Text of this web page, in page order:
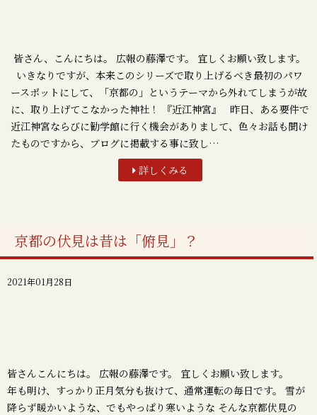
皆さん、こんにちは。 広報の藤澤です。 宜しくお願い致します。
いきなりですが、本来このシリーズで取り上げるべき最初のパワ
ースポットにして、「京都の」というテーマから外れてしまうが故
に、取り上げてこなかった神社！ 『近江神宮』 昨日、ある要件で
近江神宮ならびに勧学館に行く機会がありまして、色々お話も聞け
たものですから、ブログに掲載する事に致し…
詳しくみる
京都の伏見は昔は「俯見」？
2021年01月28日
皆さんこんにちは。 広報の藤澤です。 宜しくお願い致します。
年も明け、すっかり正月気分も抜けて、通常運転の毎日です。 雪が
降らず暖かいような、でもやっぱり寒いような そんな京都伏見の